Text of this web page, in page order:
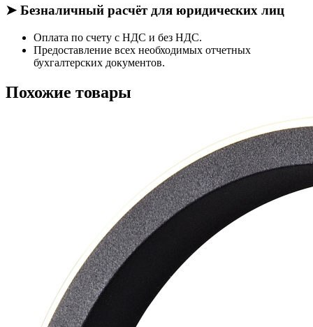
➤ Безналичный расчёт для юридических лиц
Оплата по счету с НДС и без НДС.
Предоставление всех необходимых отчетных
бухгалтерских документов.
Похожие товары